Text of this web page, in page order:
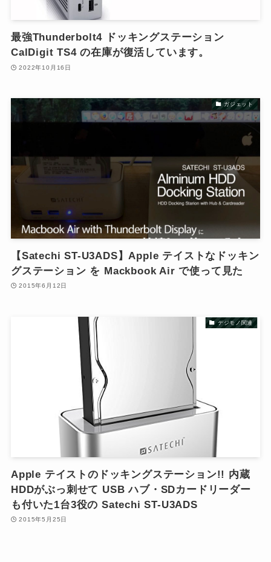
最強Thunderbolt4 ドッキングステーション
CalDigit TS4 の在庫が復活しています。
2022年10月16日
ガジェット
【Satechi ST-U3ADS】Apple テイストなドッキン
グステーション を Mackbook Air で使って見た
2015年6月12日
デジモノ関連
Apple テイストのドッキングステーション!! 内蔵
HDDがぶっ刺せて USB ハブ・SDカードリーダー
も付いた1台3役の Satechi ST-U3ADS
2015年5月25日